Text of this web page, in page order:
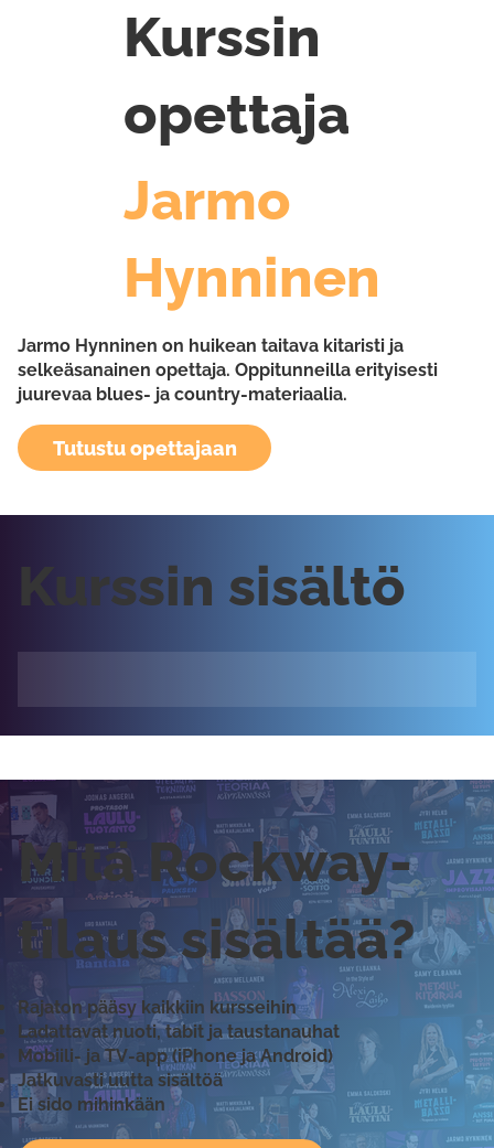
Kurssin
opettaja
Jarmo
Hynninen
Jarmo Hynninen on huikean taitava kitaristi ja
selkeäsanainen opettaja. Oppitunneilla erityisesti
juurevaa blues- ja country-materiaalia.
Tutustu opettajaan
Kurssin sisältö
Mitä Rockway-
tilaus sisältää?
Rajaton pääsy kaikkiin kursseihin
Ladattavat nuoti, tabit ja taustanauhat
Mobiili- ja TV-app (iPhone ja Android)
Jatkuvasti uutta sisältöä
Ei sido mihinkään